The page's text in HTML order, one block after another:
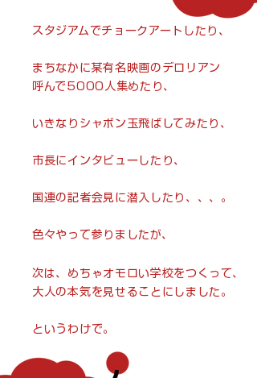
スタジアムでチョークアートしたり、
まちなかに某有名映画のデロリアン
呼んで5000人集めたり、
いきなりシャボン玉飛ばしてみたり、
市長にインタビューしたり、
​国連の記者会見に潜入したり、、、。
​色々やって参りましたが、
次は、めちゃオモロい学校をつくって、
大人の本気を見せることにしました。
​というわけで。